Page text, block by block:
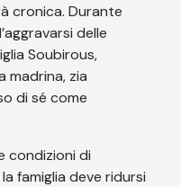
cronica. Durante
delle
Soubirous,
madrina, zia
di sé come
condizioni di
famiglia deve ridursi